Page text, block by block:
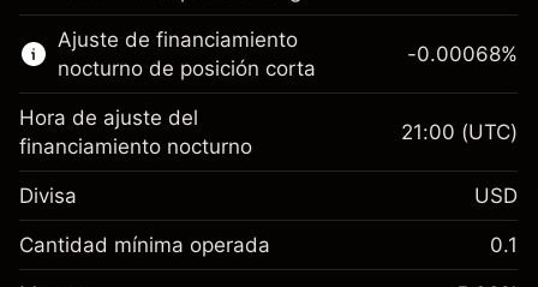
Obtén más información sobre:
CFD
$1,000.00
Ajuste de financiamiento
nocturno
%
Ajuste de financiamiento
nocturno de posición corta
Margen. Tu inversión
$1,000.00
-0.00068%
Hora de ajuste del
financiamiento nocturno
21:00 (UTC)
Divisa USD
Cantidad mínima operada 0.1